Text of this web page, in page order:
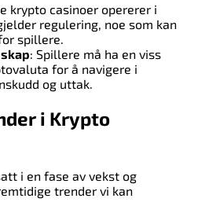
krypto casinoer opererer i
regulering, noe som kan
spillere.
: Spillere må ha en viss
for å navigere i
og uttak.
i Krypto
i en fase av vekst og
trender vi kan